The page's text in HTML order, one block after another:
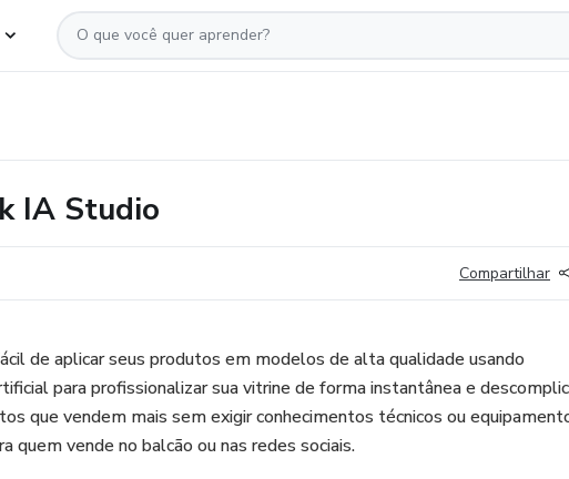
IA Studio
Compartilhar
de aplicar seus produtos em modelos de alta qualidade usando
para profissionalizar sua vitrine de forma instantânea e
que vendem mais sem exigir conhecimentos técnicos ou
quem vende no balcão ou nas redes sociais.